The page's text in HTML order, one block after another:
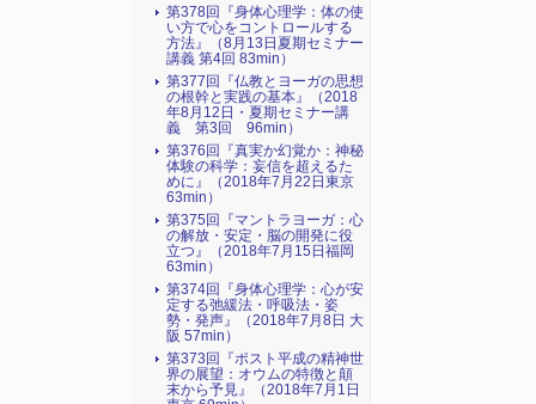
第378回『身体心理学：体の使
い方で心をコントロールする
方法』（8月13日夏期セミナー
講義 第4回 83min）
第377回『仏教とヨーガの思想
の根幹と実践の基本』（2018
年8月12日・夏期セミナー講
義 第3回 96min）
第376回『真実か幻覚か：神秘
体験の科学：妄信を超えるた
めに』（2018年7月22日東京
63min）
第375回『マントラヨーガ：心
の解放・安定・脳の開発に役
立つ』（2018年7月15日福岡
63min）
第374回『身体心理学：心が安
定する弛緩法・呼吸法・姿
勢・発声』（2018年7月8日 大
阪 57min）
第373回『ポスト平成の精神世
界の展望：オウムの特徴と顛
末から予見』（2018年7月1日